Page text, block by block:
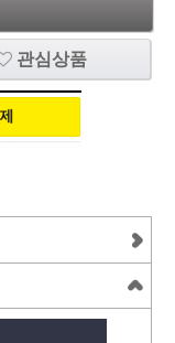
관심상품